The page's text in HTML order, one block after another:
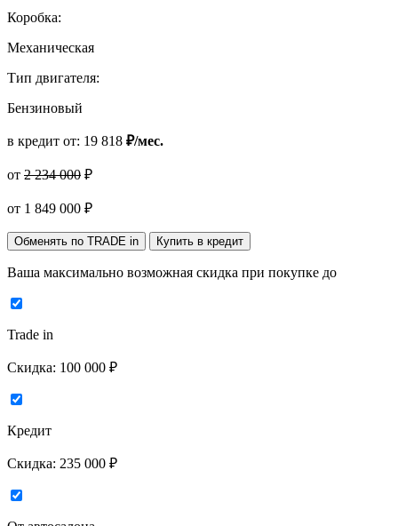
Коробка:
Механическая
Тип двигателя:
Бензиновый
в кредит от: 19 818 ₽/мес.
от 2 234 000 ₽
от 1 849 000 ₽
Обменять по TRADE in Купить в кредит
Ваша максимально возможная скидка при покупке до
Trade in
Скидка: 100 000 ₽
Кредит
Скидка: 235 000 ₽